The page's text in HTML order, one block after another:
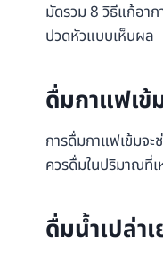
มัดรวม 8 วิธีแก้อา
ปวดหัวแบบเห็นผล
ดื่มกาแฟเข้
การดื่มกาแฟเข้มจ
ควรดื่มในปริมาณที่เ
ดื่มน้ำเปล่า